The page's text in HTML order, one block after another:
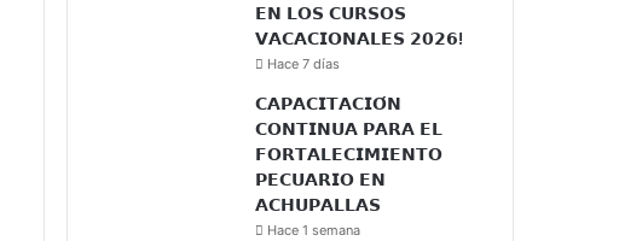
𝗘𝗡 𝗟𝗢𝗦 𝗖𝗨𝗥𝗦𝗢𝗦
𝗩𝗔𝗖𝗔𝗖𝗜𝗢𝗡𝗔𝗟𝗘𝗦 𝟮𝟬𝟮𝟲!
Hace 7 días
𝗖𝗔𝗣𝗔𝗖𝗜𝗧𝗔𝗖𝗜𝗢́𝗡
𝗖𝗢𝗡𝗧𝗜𝗡𝗨𝗔 𝗣𝗔𝗥𝗔 𝗘𝗟
𝗙𝗢𝗥𝗧𝗔𝗟𝗘𝗖𝗜𝗠𝗜𝗘𝗡𝗧𝗢
𝗣𝗘𝗖𝗨𝗔𝗥𝗜𝗢 𝗘𝗡
𝗔𝗖𝗛𝗨𝗣𝗔𝗟𝗟𝗔𝗦
Hace 1 semana